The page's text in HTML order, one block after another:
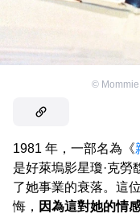
©
1981 年，一部名為《
是好萊塢影星瓊·克勞
了她事業的衰落。這
悔， 因為這對她的情